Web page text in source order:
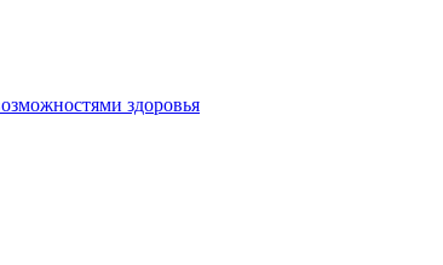
здоровья